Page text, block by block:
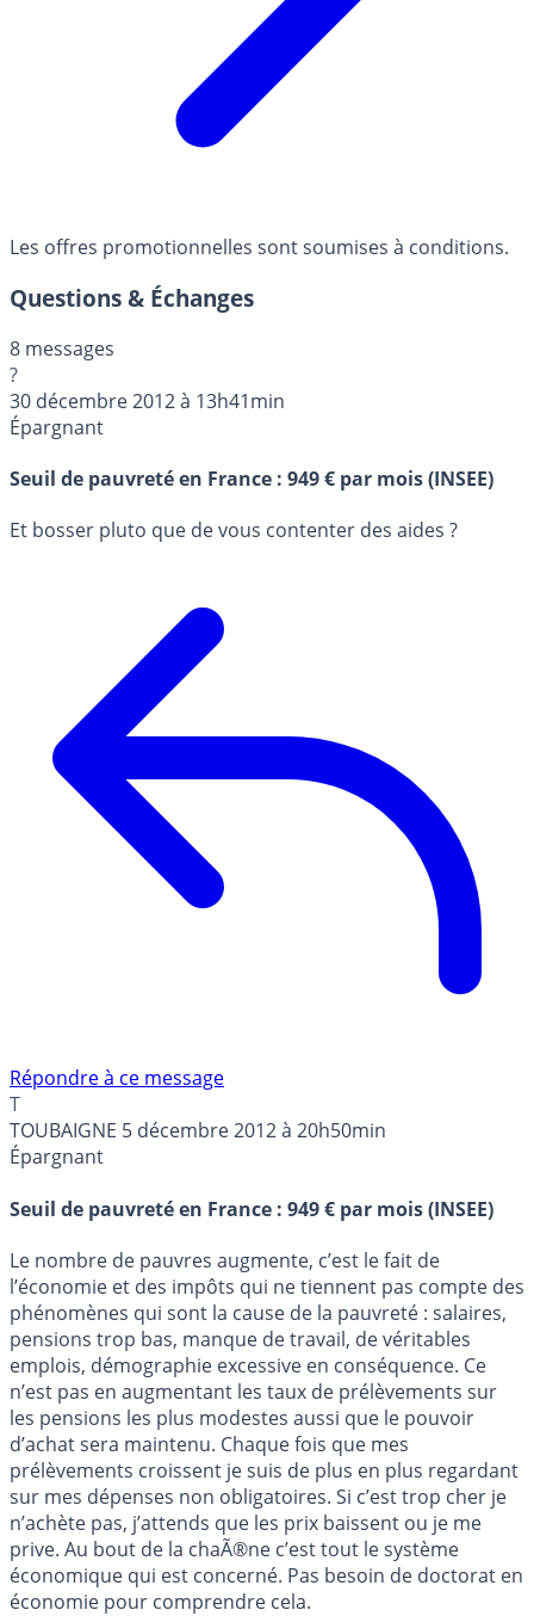
Les offres promotionnelles sont soumises à conditions.
Questions & Échanges
8 messages
?
30 décembre 2012 à 13h41min
Épargnant
Seuil de pauvreté en France : 949 € par mois (INSEE)
Et bosser pluto que de vous contenter des aides ?
Répondre à ce message
T
TOUBAIGNE 5 décembre 2012 à 20h50min
Épargnant
Seuil de pauvreté en France : 949 € par mois (INSEE)
Le nombre de pauvres augmente, c’est le fait de
l’économie et des impôts qui ne tiennent pas compte des
phénomènes qui sont la cause de la pauvreté : salaires,
pensions trop bas, manque de travail, de véritables
emplois, démographie excessive en conséquence. Ce
n’est pas en augmentant les taux de prélèvements sur
les pensions les plus modestes aussi que le pouvoir
d’achat sera maintenu. Chaque fois que mes
prélèvements croissent je suis de plus en plus regardant
sur mes dépenses non obligatoires. Si c’est trop cher je
n’achète pas, j’attends que les prix baissent ou je me
prive. Au bout de la chaÃ®ne c’est tout le système
économique qui est concerné. Pas besoin de doctorat en
économie pour comprendre cela.